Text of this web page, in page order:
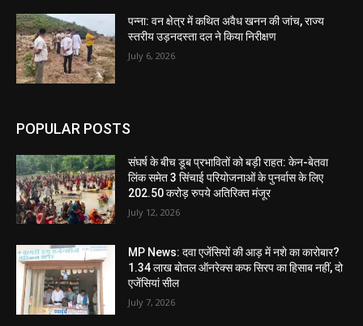
पन्ना: वन क्षेत्र में कथित अवैध खनन की जांच, राज्य
स्तरीय उड़नदस्ता दल ने किया निरीक्षण
July 6, 2026
POPULAR POSTS
संघर्ष के बीच डूब प्रभावितों को बड़ी राहत: केन-बेतवा
लिंक समेत 3 सिंचाई परियोजनाओं के पुनर्वास के लिए
202.50 करोड़ रुपये अतिरिक्त मंजूर
July 12, 2026
MP News: दवा एजेंसियों की आड़ में नशे का कारोबार?
1.34 लाख बोतल ऑनरेक्स कफ सिरप का हिसाब नहीं, दो
एजेंसियां सील
July 7, 2026